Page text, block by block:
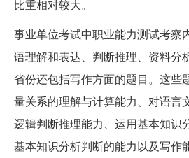
比重相对较大。
事业单位考试中职业能力测试考察
语理解和表达、判断推理、资料分
省份还包括写作方面的题目。这些
量关系的理解与计算能力、对语言
逻辑判断推理能力、运用基本知识
基本知识分析判断的能力以及写作